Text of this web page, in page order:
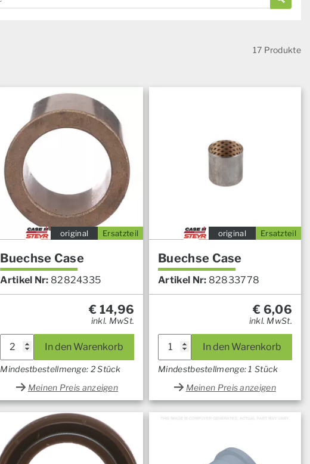
17 Produkte
Ersatzteil
original
Buechse Case
Artikel Nr: 82824335
€ 14,96
inkl. MwSt.
In den Warenkorb
Mindestbestellmenge: 2 Stück
Meinen Preis anzeigen
Ersatzteil
original
Buechse Case
Artikel Nr: 82833778
€ 6,06
inkl. MwSt.
In den Warenkorb
Mindestbestellmenge: 1 Stück
Meinen Preis anzeigen